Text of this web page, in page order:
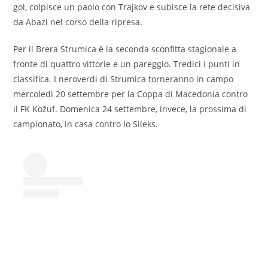
gol, colpisce un paolo con Trajkov e subisce la rete decisiva
da Abazi nel corso della ripresa.
Per il Brera Strumica è la seconda sconfitta stagionale a
fronte di quattro vittorie e un pareggio. Tredici i punti in
classifica. I neroverdi di Strumica torneranno in campo
mercoledì 20 settembre per la Coppa di Macedonia contro
il FK Kožuf. Domenica 24 settembre, invece, la prossima di
campionato, in casa contro lo Sileks.